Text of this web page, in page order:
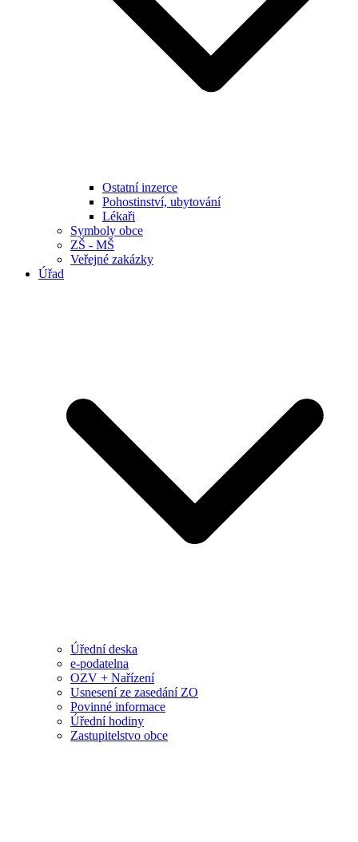
Ostatní inzerce
Pohostinství, ubytování
Lékaři
Symboly obce
ZŠ - MŠ
Veřejné zakázky
Úřad
Úřední deska
e-podatelna
OZV + Nařízení
Usnesení ze zasedání ZO
Povinné informace
Úřední hodiny
Zastupitelstvo obce